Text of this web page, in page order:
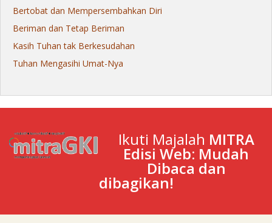
Bertobat dan Mempersembahkan Diri
Beriman dan Tetap Beriman
Kasih Tuhan tak Berkesudahan
Tuhan Mengasihi Umat-Nya
Ikuti Majalah MITRA
Edisi Web: Mudah
Dibaca dan
dibagikan!